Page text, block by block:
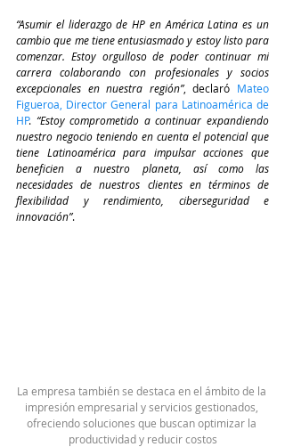
“Asumir el liderazgo de HP en América Latina es un
cambio que me tiene entusiasmado y estoy listo para
comenzar. Estoy orgulloso de poder continuar mi
carrera colaborando con profesionales y socios
excepcionales en nuestra región”, declaró Mateo
Figueroa, Director General para Latinoamérica de
HP. “Estoy comprometido a continuar expandiendo
nuestro negocio teniendo en cuenta el potencial que
tiene Latinoamérica para impulsar acciones que
beneficien a nuestro planeta, así como las
necesidades de nuestros clientes en términos de
flexibilidad y rendimiento, ciberseguridad e
innovación”.
La empresa también se destaca en el ámbito de la
impresión empresarial y servicios gestionados,
ofreciendo soluciones que buscan optimizar la
productividad y reducir costos